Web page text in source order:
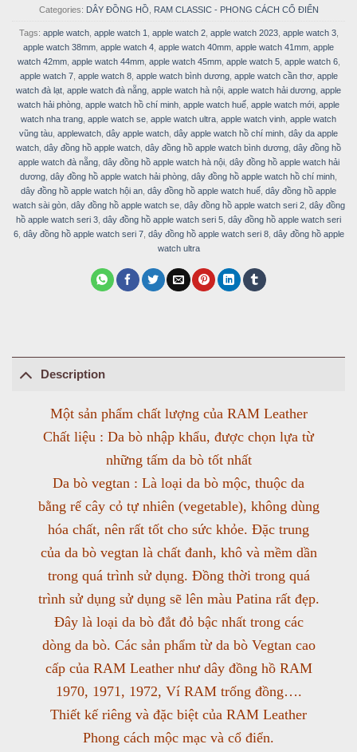
Categories: DÂY ĐỒNG HỒ RAM CLASSIC - PHONG CÁCH CỔ ĐIỂN
Tags: apple watch, apple watch 1 apple watch 2, apple watch 2023, apple watch 3,
apple watch 38mm apple watch 4 apple watch 40mm apple watch 41mm apple
watch 42mm, apple watch 44mm, apple watch 45mm, apple watch 5, apple watch 6,
apple watch 7, apple watch 8, apple watch bình dương, apple watch cần thơ, apple
watch đà lạt apple watch đà nẵng apple watch hà nội apple watch hải dương apple
watch hải phòng apple watch hồ chí minh apple watch huế apple watch mới apple
watch nha trang apple watch se apple watch ultra apple watch vinh apple watch
vũng tàu applewatch dây apple watch dây apple watch hồ chí minh dây da apple
watch dây đồng hồ apple watch dây đồng hồ apple watch bình dương dây đồng hồ
apple watch đà nẵng, dây đồng hồ apple watch hà nội, dây đồng hồ apple watch hải
dương dây đồng hồ apple watch hải phòng dây đồng hồ apple watch hồ chí minh
dây đồng hồ apple watch hội an dây đồng hồ apple watch huế dây đồng hồ apple
watch sài gòn, dây đồng hồ apple watch se, dây đồng hồ apple watch seri 2, dây đồng
hồ apple watch seri 3 dây đồng hồ apple watch seri 5 dây đồng hồ apple watch seri
6, dây đồng hồ apple watch seri 7, dây đồng hồ apple watch seri 8, dây đồng hồ apple
watch ultra
Description
Một sản phẩm chất lượng của RAM Leather
Chất liệu : Da bò nhập khẩu, được chọn lựa từ
những tấm da bò tốt nhất
Da bò vegtan : Là loại da bò mộc, thuộc da
bằng rể cây cỏ tự nhiên (vegetable), không dùng
hóa chất, nên rất tốt cho sức khỏe. Đặc trung
của da bò vegtan là chất đanh, khô và mềm dần
trong quá trình sử dụng. Đồng thời trong quá
trình sử dụng sử dụng sẽ lên màu Patina rất đẹp.
Đây là loại da bò đắt đỏ bậc nhất trong các
dòng da bò. Các sản phẩm từ da bò Vegtan cao
cấp của RAM Leather như dây đồng hồ RAM
1970, 1971, 1972, Ví RAM trống đồng….
Thiết kế riêng và đặc biệt của RAM Leather
Phong cách mộc mạc và cổ điển.